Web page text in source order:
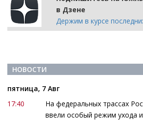
в Дзене
Держим в курсе
НОВОСТИ
пятница, 7 Авг
17:40
На федеральных трассах
ввели особый режим ухода